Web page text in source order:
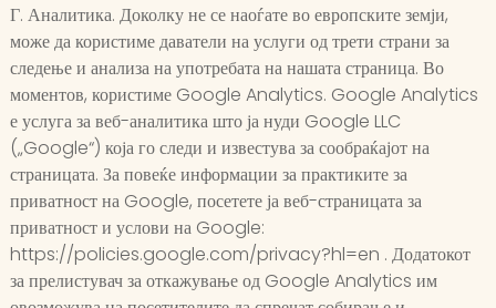
Г. Аналитика. Доколку не се наоѓате во европските земји,
може да користиме даватели на услуги од трети страни за
следење и анализа на употребата на нашата страница. Во
моментов, користиме Google Analytics. Google Analytics
е услуга за веб-аналитика што ја нуди Google LLC
(„Google“) која го следи и известува за сообраќајот на
страницата. За повеќе информации за практиките за
приватност на Google, посетете ја веб-страницата за
приватност и услови на Google:
https://policies.google.com/privacy?hl=en . Додатокот
за прелистувач за откажување од Google Analytics им